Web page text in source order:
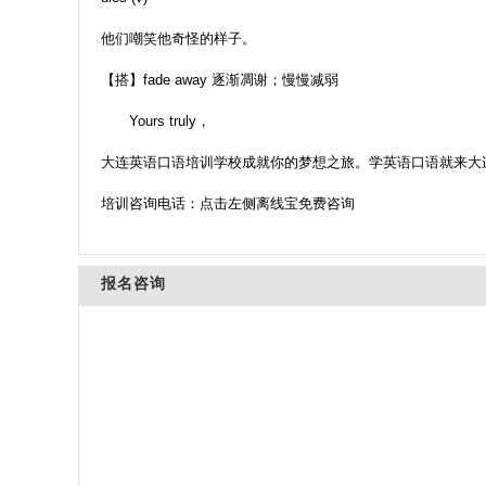
他们嘲笑他奇怪的样子。
【搭】fade away 逐渐凋谢；慢慢减弱
Yours truly，
大连英语口语培训学校成就你的梦想之旅。学英语口语就来
培训咨询电话：点击左侧离线宝免费咨询
报名咨询